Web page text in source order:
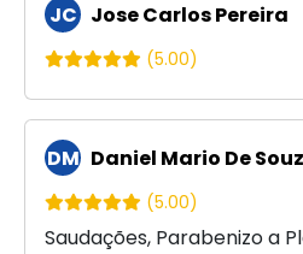
JC Jose Carlos Pereira
(5.00)
DM Daniel Mario De
(5.00)
Saudações, Parabenizo a